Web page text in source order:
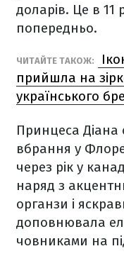
доларів. Це в 11
попередньо.
ЧИТАЙТЕ ТАКОЖ:
прийшла на
українського
Принцеса Діана
вбрання у
через рік у
наряд з
органзи і
доповнювала
човниками на